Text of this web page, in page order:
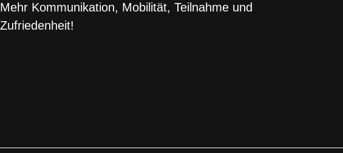
Mehr Kommunikation, Mobilität, Teilnahme und
Zufriedenheit!